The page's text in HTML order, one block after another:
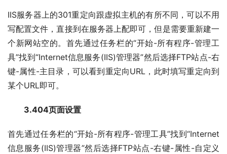
IIS服务器上的301重定向跟虚拟主机的有所不同，可以不用
写配置文件，直接到在服务器上配即可，但是需要重新建一
个新网站空的。首先通过任务栏的“开始-所有程序-管理工
具”找到“Internet信息服务(IIS)管理器”然后选择FTP站点-右
键-属性-主目录，可以看到重定向URL，此时填写重定向到
某个URL即可。
3.404页面设置
首先通过任务栏的“开始-所有程序-管理工具”找到“Internet
信息服务(IIS)管理器”然后选择FTP站点-右键-属性-自定义